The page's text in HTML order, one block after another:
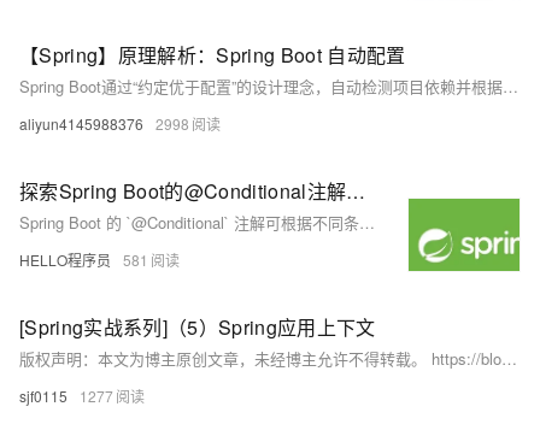
【Spring】原理解析：Spring Boot 自动配置
Spring Boot通过“约定优于配置”的设计理念，自动检测项目依赖并根据这些依赖自动装配相应的Bean，从而解放开发者从繁琐的配置工作中解脱出来，专注于业务逻辑实现。
aliyun4145988376 2998
探索Spring Boot的@Conditional注解的上下文配置
Spring Boot 的 `@Conditional` 注解可根据不同条件动态控制 Bean 的加载，提升应用的灵活性与可配置性。本文深入解析其用法与优势，并结合实例展示如何通过自定义条件类实现环境适配的智能配置。
HELLO程序员 581
[Spring实战系列]（5）Spring应用上下文
版权声明：本文为博主原创文章，未经博主允许不得转载。 https://blog.csdn.net/SunnyYoona/article/details/50618337 下面是Spring-Hello-world项目的运行代码： package com.
sjf0115 1277